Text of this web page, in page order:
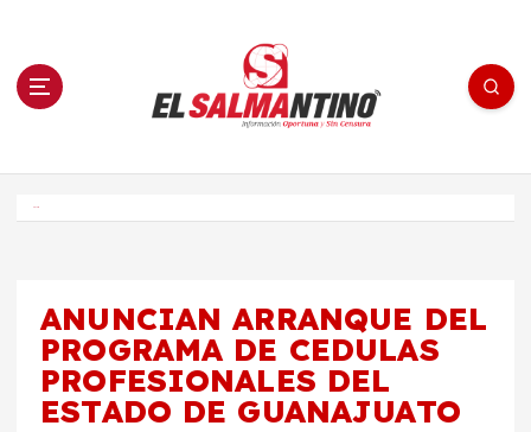
n El Salmantino - medios/noticias/editorial
ANUNCIAN ARRANQUE DEL
PROGRAMA DE CEDULAS
PROFESIONALES DEL
ESTADO DE GUANAJUATO